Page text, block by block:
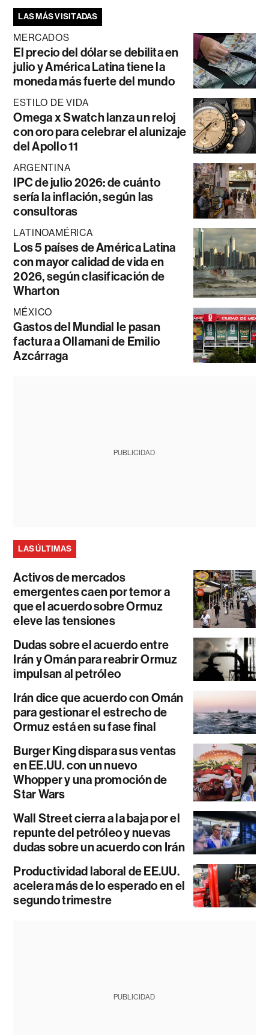
LAS MÁS VISITADAS
MERCADOS
El precio del dólar se debilita en
julio y América Latina tiene la
moneda más fuerte del mundo
ESTILO DE VIDA
Omega x Swatch lanza un reloj
con oro para celebrar el alunizaje
del Apollo 11
ARGENTINA
IPC de julio 2026: de cuánto
sería la inflación, según las
consultoras
LATINOAMÉRICA
Los 5 países de América Latina
con mayor calidad de vida en
2026, según clasificación de
Wharton
MÉXICO
Gastos del Mundial le pasan
factura a Ollamani de Emilio
Azcárraga
PUBLICIDAD
LAS ÚLTIMAS
Activos de mercados
emergentes caen por temor a
que el acuerdo sobre Ormuz
eleve las tensiones
Dudas sobre el acuerdo entre
Irán y Omán para reabrir Ormuz
impulsan al petróleo
Irán dice que acuerdo con Omán
para gestionar el estrecho de
Ormuz está en su fase final
Burger King dispara sus ventas
en EE.UU. con un nuevo
Whopper y una promoción de
Star Wars
Wall Street cierra a la baja por el
repunte del petróleo y nuevas
dudas sobre un acuerdo con Irán
Productividad laboral de EE.UU.
acelera más de lo esperado en el
segundo trimestre
PUBLICIDAD